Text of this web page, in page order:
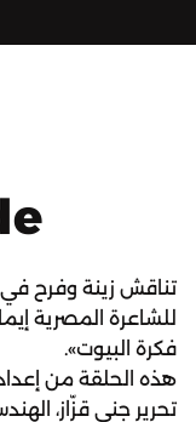
تناقش زينة وفرح
للشاعرة المصرية
فكرة البيوت».
هذه الحلقة من
تحرير جنى قزّاز،